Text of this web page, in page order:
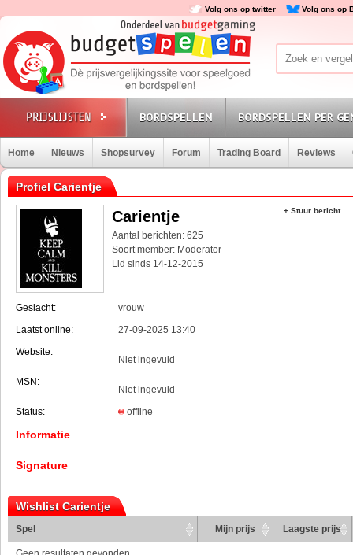
Volg ons op twitter Volg ons op
BORDSPELLEN BORDSPELLEN PER
Home Nieuws Shopsurvey Forum Trading Board Reviews
Profiel Carientje
Carientje
Aantal berichten: 625
Soort member: Moderator
Lid sinds 14-12-2015
Geslacht:
vrouw
Laatst online:
27-09-2025 13:40
Website:
Niet ingevuld
MSN:
Niet ingevuld
Status:
offline
Informatie
Signature
+ Stuur bericht
Wishlist Carientje
Spel Mijn prijs Laagste prijs